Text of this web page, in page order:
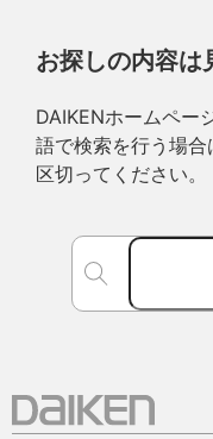
お探しの内容は
DAIKENホームペー
語で検索を行う場
区切ってください。